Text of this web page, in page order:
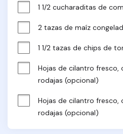
1 1/2 cucharaditas de
2 tazas de maíz
1 1/2 tazas de chips de
Hojas de cilantro fresco,
rodajas (opcional)
Hojas de cilantro fresco,
rodajas (opcional)